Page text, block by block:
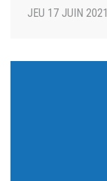
JEU 17 JUIN 2021